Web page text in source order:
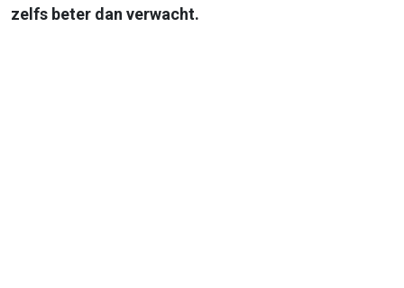
zelfs beter dan verwacht.